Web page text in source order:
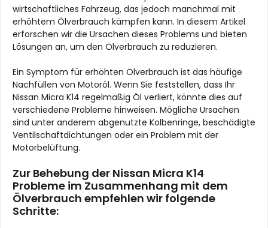
wirtschaftliches Fahrzeug, das jedoch manchmal mit
erhöhtem Ölverbrauch kämpfen kann. In diesem Artikel
erforschen wir die Ursachen dieses Problems und bieten
Lösungen an, um den Ölverbrauch zu reduzieren.
Ein Symptom für erhöhten Ölverbrauch ist das häufige
Nachfüllen von Motoröl. Wenn Sie feststellen, dass Ihr
Nissan Micra K14 regelmäßig Öl verliert, könnte dies auf
verschiedene Probleme hinweisen. Mögliche Ursachen
sind unter anderem abgenutzte Kolbenringe, beschädigte
Ventilschaftdichtungen oder ein Problem mit der
Motorbelüftung.
Zur Behebung der Nissan Micra K14
Probleme im Zusammenhang mit dem
Ölverbrauch empfehlen wir folgende
Schritte: